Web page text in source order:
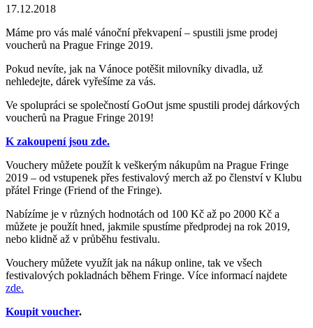
17.12.2018
Máme pro vás malé vánoční překvapení – spustili jsme prodej
voucherů na Prague Fringe 2019.
Pokud nevíte, jak na Vánoce potěšit milovníky divadla, už
nehledejte, dárek vyřešíme za vás.
Ve spolupráci se společností GoOut jsme spustili prodej dárkových
voucherů na Prague Fringe 2019!
K zakoupení jsou zde.
Vouchery můžete použít k veškerým nákupům na Prague Fringe
2019 – od vstupenek přes festivalový merch až po členství v Klubu
přátel Fringe (Friend of the Fringe).
Nabízíme je v různých hodnotách od 100 Kč až po 2000 Kč a
můžete je použít hned, jakmile spustíme předprodej na rok 2019,
nebo klidně až v průběhu festivalu.
Vouchery můžete využít jak na nákup online, tak ve všech
festivalových pokladnách během Fringe. Více informací najdete
zde.
Koupit voucher.